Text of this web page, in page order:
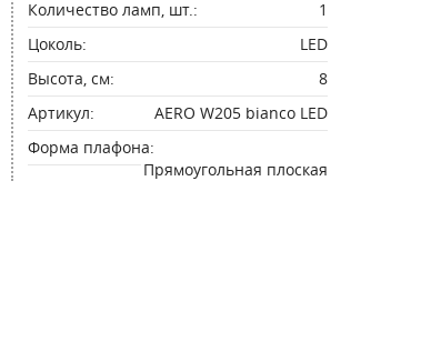
Количество ламп, шт.:
1
Цоколь:
LED
Высота, см:
8
Артикул:
AERO W205 bianco LED
Форма плафона:
Прямоугольная плоская